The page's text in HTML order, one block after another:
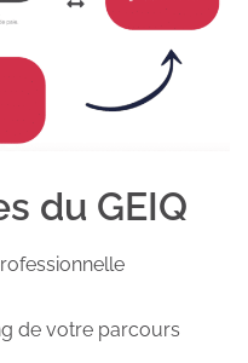
du GEIQ
de votre parcours